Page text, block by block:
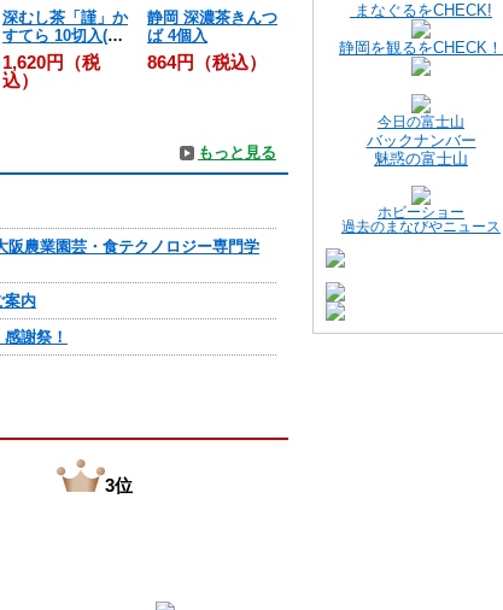
深むし茶「謹」か
すてら 10切入(沖
縄用)
1,620円（税
込）
静岡 深濃茶きんつ
ば 4個入
864円（税込）
もっと見る
農業園芸・食テクノロジー専門学
案内
謝祭！
た！
開催
3位
まなぐるをCHECK!
静岡を観るをCHECK！
今日の富士山
バックナンバー
魅惑の富士山
ホビーショー
過去のまなびやニュース